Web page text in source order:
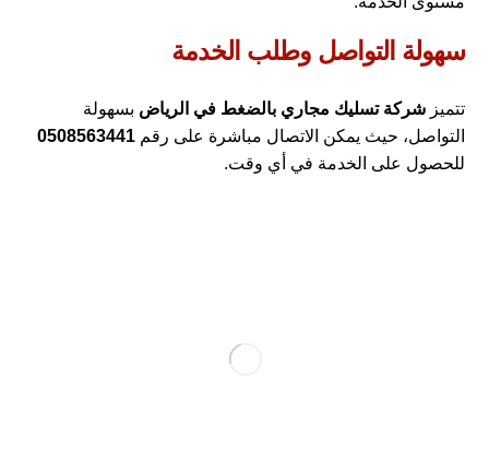
سهولة التواصل وطلب الخدمة
تتميزشركة تسليك مجاري بالضغط في الرياض بسهولة
التواصل، حيث يمكن الاتصال مباشرة على رقم0508563441
للحصول على الخدمة في أي وقت.